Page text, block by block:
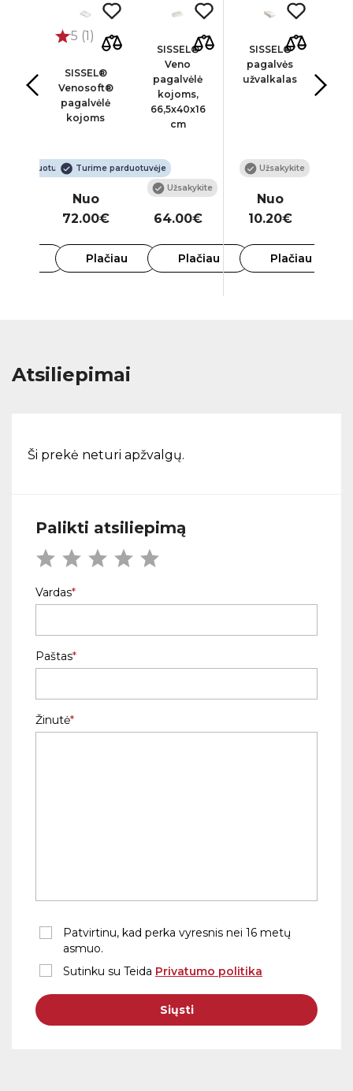
parduotuvėje
5 (1)
SISSEL®
Venosoft®
pagalvėlė
kojoms
Turime parduotuvėje
Nuo
72.00€
Plačiau
SISSEL®
Veno
pagalvėlė
kojoms,
66,5x40x16
cm
Užsakykite
64.00€
Plačiau
SISSEL®
pagalvės
užvalkalas
Užsakykite
Nuo
10.20€
Plačiau
Atsiliepimai
Ši prekė neturi apžvalgų.
Palikti atsiliepimą
Vardas
Paštas
Žinutė
Patvirtinu, kad perka vyresnis nei 16 metų
asmuo.
Sutinku su Teida Privatumo politika